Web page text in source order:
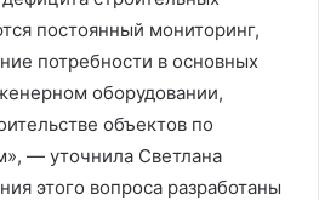
постоянный мониторинг,
потребности в основных
оборудовании,
объектов по
— уточнила Светлана
этого вопроса разработаны